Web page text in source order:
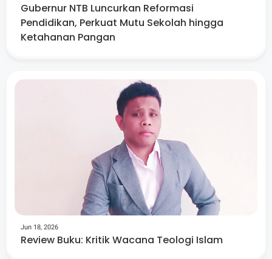
Gubernur NTB Luncurkan Reformasi
Pendidikan, Perkuat Mutu Sekolah hingga
Ketahanan Pangan
Jun 18, 2026
Review Buku: Kritik Wacana Teologi Islam